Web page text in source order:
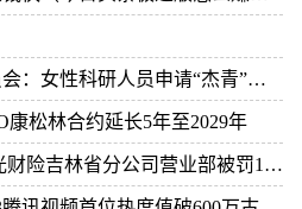
研人员申请“杰青”年龄限制放宽至48岁
康松林合约延长5年至2029年
吉林省分公司营业部被罚12万元